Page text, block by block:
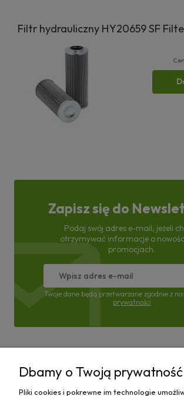
Filtr hydrauliczny HY20659 SF
Zapisz się do
Podaj swój adres e-mail, jeżeli
otrzymywać informacje o
promocjach.
Twoje dane będą przetwarzane zgodnie z
prywatności
Moje konto
Dbamy o Twoją prywatność
Pliki cookies i pokrewne im technologie